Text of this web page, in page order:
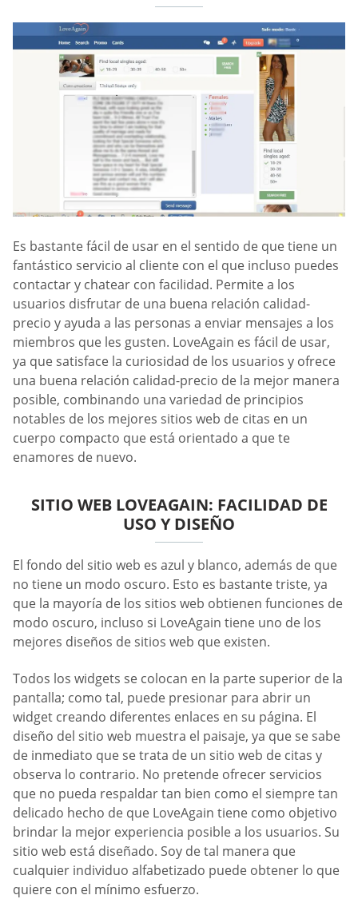
Es bastante fácil de usar en el sentido de que tiene un
fantástico servicio al cliente con el que incluso puedes
contactar y chatear con facilidad. Permite a los
usuarios disfrutar de una buena relación calidad-
precio y ayuda a las personas a enviar mensajes a los
miembros que les gusten. LoveAgain es fácil de usar,
ya que satisface la curiosidad de los usuarios y ofrece
una buena relación calidad-precio de la mejor manera
posible, combinando una variedad de principios
notables de los mejores sitios web de citas en un
cuerpo compacto que está orientado a que te
enamores de nuevo.
SITIO WEB LOVEAGAIN: FACILIDAD DE
USO Y DISEÑO
El fondo del sitio web es azul y blanco, además de que
no tiene un modo oscuro. Esto es bastante triste, ya
que la mayoría de los sitios web obtienen funciones de
modo oscuro, incluso si LoveAgain tiene uno de los
mejores diseños de sitios web que existen.
Todos los widgets se colocan en la parte superior de la
pantalla; como tal, puede presionar para abrir un
widget creando diferentes enlaces en su página. El
diseño del sitio web muestra el paisaje, ya que se sabe
de inmediato que se trata de un sitio web de citas y
observa lo contrario. No pretende ofrecer servicios
que no pueda respaldar tan bien como el siempre tan
delicado hecho de que LoveAgain tiene como objetivo
brindar la mejor experiencia posible a los usuarios. Su
sitio web está diseñado. Soy de tal manera que
cualquier individuo alfabetizado puede obtener lo que
quiere con el mínimo esfuerzo.